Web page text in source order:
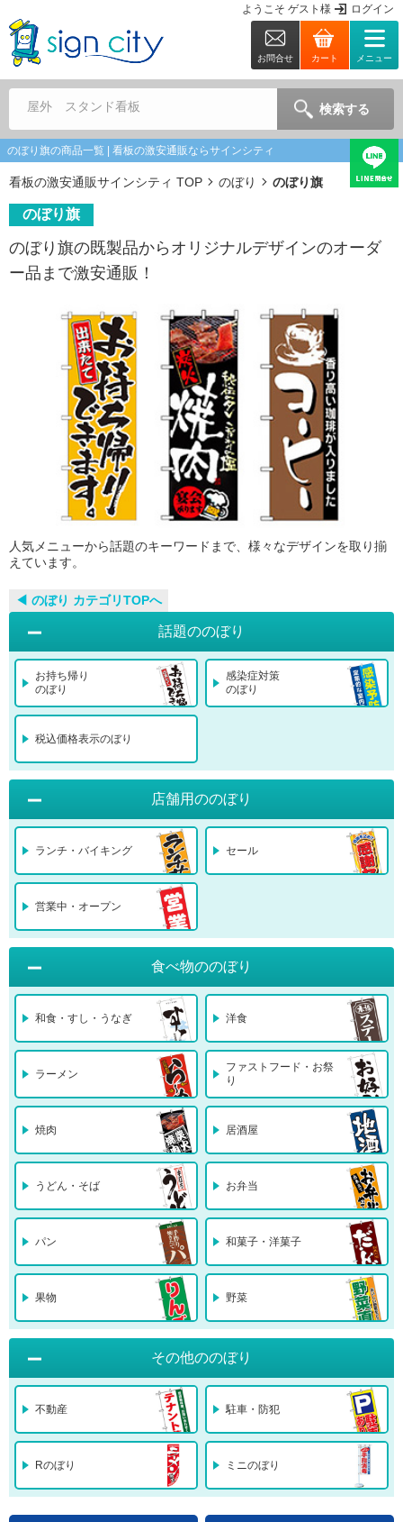
ようこそ ゲスト 様 ログイン
お問合せ カート メニュー
屋外 スタンド看板 検索する
のぼり旗の商品一覧 | 看板の激安通販ならサインシティ
看板の激安通販サインシティ TOP のぼり のぼり旗
のぼり旗
のぼり旗の既製品からオリジナルデザインのオーダ
ー品まで激安通販！
人気メニューから話題のキーワードまで、様々なデザインを取り揃
えています。
◀︎ のぼり カテゴリTOPへ
話題ののぼり
お持ち帰り
のぼり
感染症対策
のぼり
税込価格表示のぼり
店舗用ののぼり
ランチ・バイキング セール
営業中・オープン
食べ物ののぼり
和食・すし・うなぎ 洋食
ラーメン
ファストフード・お祭
り
焼肉 居酒屋
うどん・そば お弁当
パン 和菓子・洋菓子
果物 野菜
その他ののぼり
不動産 駐車・防犯
Rのぼり ミニのぼり